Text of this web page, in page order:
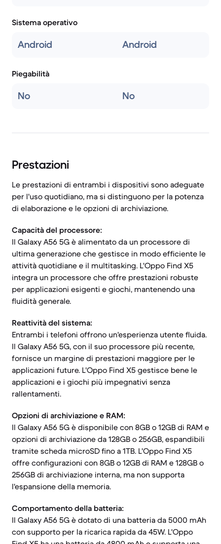
Sistema operativo
Android Android
Piegabilità
No No
Prestazioni
Le prestazioni di entrambi i dispositivi sono adeguate
per l'uso quotidiano, ma si distinguono per la potenza
di elaborazione e le opzioni di archiviazione.
Capacità del processore:
Il Galaxy A56 5G è alimentato da un processore di
ultima generazione che gestisce in modo efficiente le
attività quotidiane e il multitasking. L'Oppo Find X5
integra un processore che offre prestazioni robuste
per applicazioni esigenti e giochi, mantenendo una
fluidità generale.
Reattività del sistema:
Entrambi i telefoni offrono un'esperienza utente fluida.
Il Galaxy A56 5G, con il suo processore più recente,
fornisce un margine di prestazioni maggiore per le
applicazioni future. L'Oppo Find X5 gestisce bene le
applicazioni e i giochi più impegnativi senza
rallentamenti.
Opzioni di archiviazione e RAM:
Il Galaxy A56 5G è disponibile con 8GB o 12GB di RAM e
opzioni di archiviazione da 128GB o 256GB, espandibili
tramite scheda microSD fino a 1TB. L'Oppo Find X5
offre configurazioni con 8GB o 12GB di RAM e 128GB o
256GB di archiviazione interna, ma non supporta
l'espansione della memoria.
Comportamento della batteria:
Il Galaxy A56 5G è dotato di una batteria da 5000 mAh
con supporto per la ricarica rapida da 45W. L'Oppo